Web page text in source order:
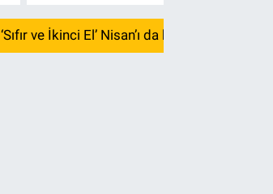
‘Sıfır ve İkinci El’ Nisan’ı da kayıpla kapadı